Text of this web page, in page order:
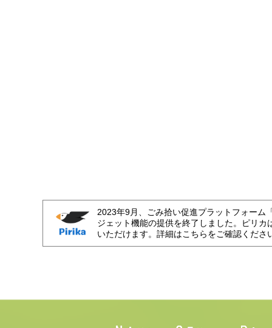
2023年9月、ごみ拾い促進プラットフォーム
ジェット機能の提供を終了しました。ピリカ
いただけます。詳細はこちらをご確認くださ